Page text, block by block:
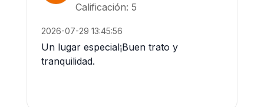
Calificación: 5
2026-07-29 13:45:56
Un lugar especial¡Buen trato y
tranquilidad.